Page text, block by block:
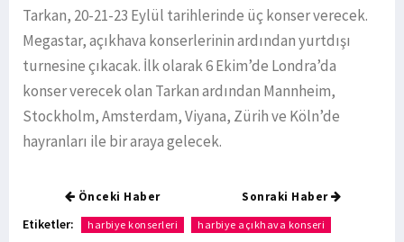
Tarkan, 20-21-23 Eylül tarihlerinde üç konser verecek.
Megastar, açıkhava konserlerinin ardından yurtdışı
turnesine çıkacak. İlk olarak 6 Ekim’de Londra’da
konser verecek olan Tarkan ardından Mannheim,
Stockholm, Amsterdam, Viyana, Zürih ve Köln’de
hayranları ile bir araya gelecek.
Önceki Haber Sonraki Haber
Etiketler: harbiye konserleri harbiye açıkhava konseri